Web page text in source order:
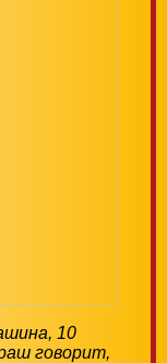
10
говорит,